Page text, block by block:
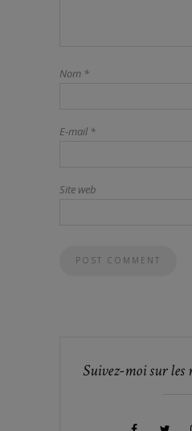
Nom *
E-mail*
Site web
Suivez-moi sur les